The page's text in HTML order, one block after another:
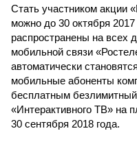
Стать участником акции
можно до 30 октября
распространены на всех
мобильной связи
автоматически
мобильные абоненты
бесплатным
«Интерактивного ТВ» на
30 сентября 2018 года.